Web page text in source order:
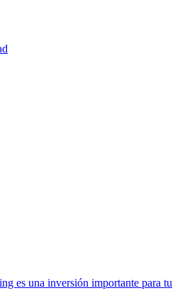
es una inversión importante para tu